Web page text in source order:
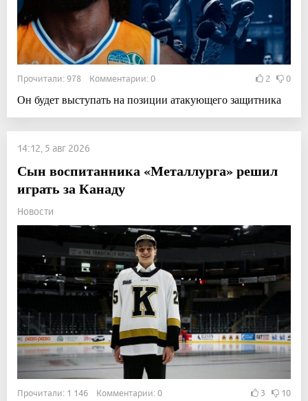
Прочитали: 978 Комментарии: 0 2 0
Он будет выступать на позиции атакующего защитника
14:12, 5 авг 2026
Сын воспитанника «Металлурга» решил
играть за Канаду
Новости
Прочитали: 1 146 Комментарии: 0 3 10